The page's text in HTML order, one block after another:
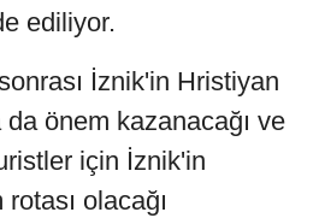
ediliyor.
İznik'in Hristiyan
önem kazanacağı ve
için İznik'in
olacağı